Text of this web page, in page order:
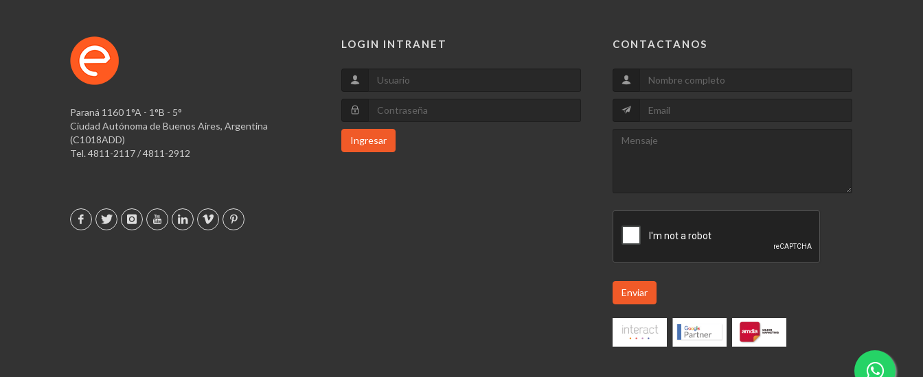
Paraná 1160 1°A - 1°B - 5°
Ciudad Autónoma de Buenos Aires, Argentina
(C1018ADD)
Tel. 4811-2117 / 4811-2912
LOGIN INTRANET
Ingresar
CONTACTANOS
Enviar